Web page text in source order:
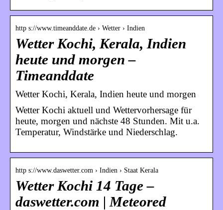
http s://www.timeanddate.de › Wetter › Indien
Wetter Kochi, Kerala, Indien
heute und morgen –
Timeanddate
Wetter Kochi, Kerala, Indien heute und morgen
Wetter Kochi aktuell und Wettervorhersage für
heute, morgen und nächste 48 Stunden. Mit u.a.
Temperatur, Windstärke und Niederschlag.
http s://www.daswetter.com › Indien › Staat Kerala
Wetter Kochi 14 Tage –
daswetter.com | Meteored